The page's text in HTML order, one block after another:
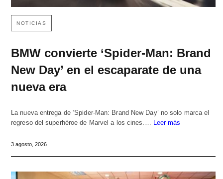
NOTICIAS
BMW convierte ‘Spider-Man: Brand
New Day’ en el escaparate de una
nueva era
La nueva entrega de ‘Spider-Man: Brand New Day’ no solo marca el
regreso del superhéroe de Marvel a los cines.… Leer más
3 agosto, 2026